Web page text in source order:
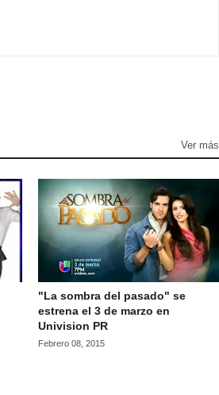
Ver más
"La sombra del pasado" se
estrena el 3 de marzo en
Univision PR
Febrero 08, 2015